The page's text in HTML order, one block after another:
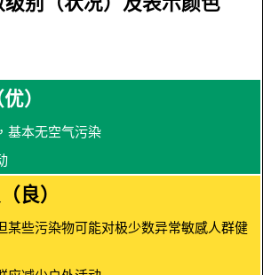
）
基本无空气污染
良）
某些污染物可能对极少数异常敏感人群健